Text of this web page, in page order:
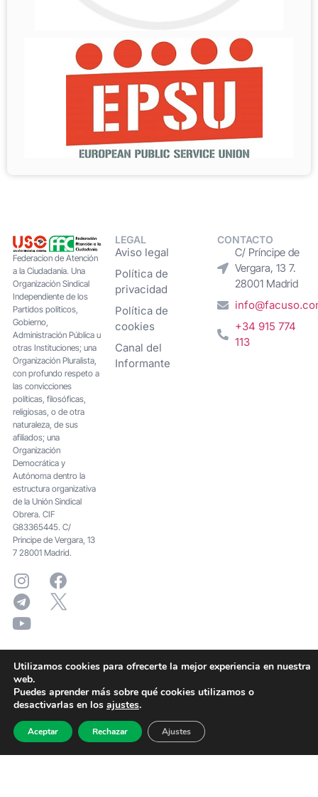
Federacion de Atención
a la Ciudadanía. Una
Organización Sindical
Independiente de los
Partidos políticos,
Gobierno,
Administración Pública u
otras Instituciones; una
Organización Pluralista,
con profundo respeto a
las convicciones
políticas, filosóficas,
religiosas, o de otra
naturaleza, de sus
afiliados; una
Organización
Democrática y
Autónoma dentro la
estructura organizativa
de la Unión Sindical
Obrera. CIF
G83365445. C/
Principe de Vergara, 13
7 28001 Madrid.
LEGAL
Aviso legal
Política de
privacidad
Política de
cookies
Canal del
Informante
CONTACTO
C/ Príncipe de
Vergara, 13 7.
28001 Madrid
+34 915 774
113
Utilizamos cookies para ofrecerte la mejor experiencia en nuestra
web.
Puedes aprender más sobre qué cookies utilizamos o
desactivarlas en los ajustes.
Aceptar Rechazar Ajustes